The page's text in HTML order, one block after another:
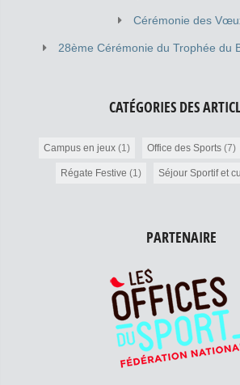
Cérémonie des
28ème Cérémonie du Trophée du
CATÉGORIES DES
Campus en jeux(1) Office des Sports(7)
Régate Festive (1) Séjour Sportif et
PARTENAIRE